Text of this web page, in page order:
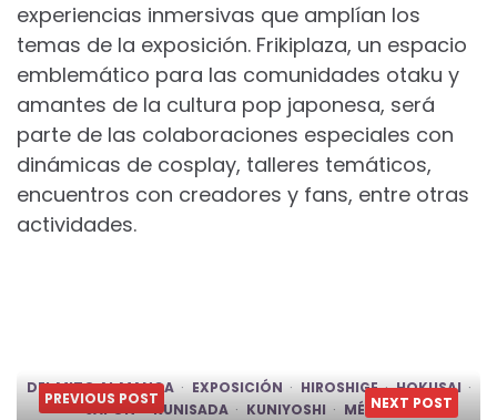
experiencias inmersivas que amplían los
temas de la exposición. Frikiplaza, un espacio
emblemático para las comunidades otaku y
amantes de la cultura pop japonesa, será
parte de las colaboraciones especiales con
dinámicas de cosplay, talleres temáticos,
encuentros con creadores y fans, entre otras
actividades.
DEL MITO AL MANGA EXPOSICIÓN HIROSHIGE
HOKUSAI
JAPÓN
KUNISADA KUNIYOSHI
MÉXICO
PREVIOUS POST NEXT POST